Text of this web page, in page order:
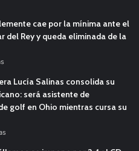
cae por la mínima ante el
del Rey y queda eliminada de la
Lucía Salinas consolida su
será asistente de
golf en Ohio mientras cursa su